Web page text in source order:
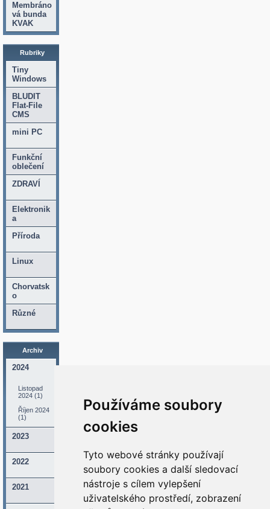
Používáme soubory
cookies
Tyto webové stránky používají
soubory cookies a další sledovací
nástroje s cílem vylepšení
uživatelského prostředí, zobrazení
Membráno
vá bunda
KVAK
Rubriky
Tiny
Windows
BLUDIT
Flat-File
CMS
mini PC
Funkční
oblečení
ZDRAVÍ
Elektronik
a
Příroda
Linux
Chorvatsk
o
Různé
Archiv
2024
Listopad
2024 (1)
Říjen 2024
(1)
2023
2022
2021